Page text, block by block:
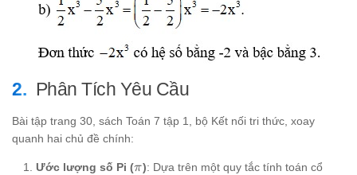
Phân Tích Yêu Cầu
Bài tập trang 30, sách Toán 7 tập 1, bộ Kết nối tri thức, xoay
quanh hai chủ đề chính:
Ước lượng số Pi (\pi
π): Dựa trên một quy tắc tính toán cổ